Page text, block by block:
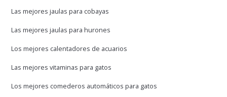
Las mejores jaulas para cobayas
Las mejores jaulas para hurones
Los mejores calentadores de acuarios
Las mejores vitaminas para gatos
Los mejores comederos automáticos para gatos